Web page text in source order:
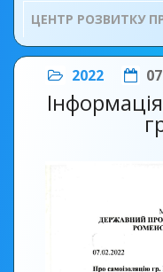
ЦЕНТР РОЗВИТКУ
2022